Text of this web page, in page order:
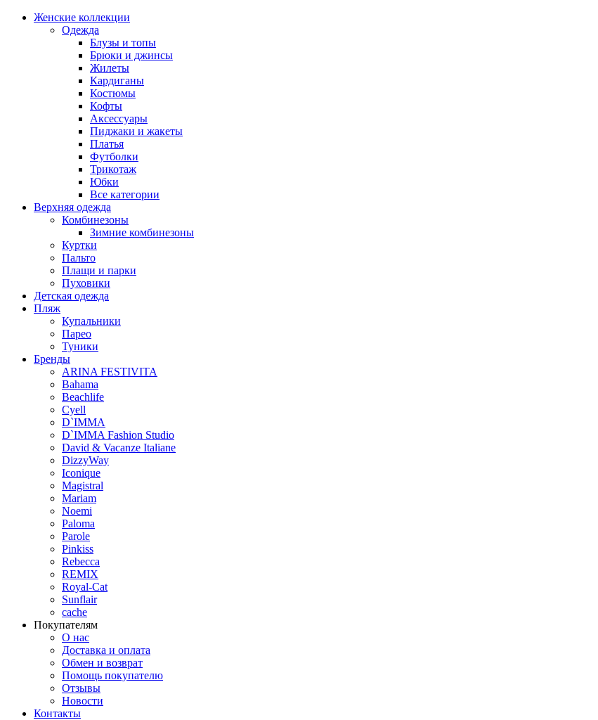
Женские коллекции
Одежда
Блузы и топы
Брюки и джинсы
Жилеты
Кардиганы
Костюмы
Кофты
Аксессуары
Пиджаки и жакеты
Платья
Футболки
Трикотаж
Юбки
Все категории
Верхняя одежда
Комбинезоны
Зимние комбинезоны
Куртки
Пальто
Плащи и парки
Пуховики
Детская одежда
Пляж
Купальники
Парео
Туники
Бренды
ARINA FESTIVITA
Bahama
Beachlife
Cyell
D`IMMA
D`IMMA Fashion Studio
David & Vacanze Italiane
DizzyWay
Iconique
Magistral
Mariam
Noemi
Paloma
Parole
Pinkiss
Rebecca
REMIX
Royal-Cat
Sunflair
cache
Покупателям
О нас
Доставка и оплата
Обмен и возврат
Помощь покупателю
Отзывы
Новости
Контакты